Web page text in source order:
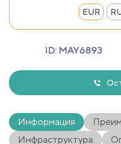
EUR
ID: MAY6893
Информация
Инфраструктура